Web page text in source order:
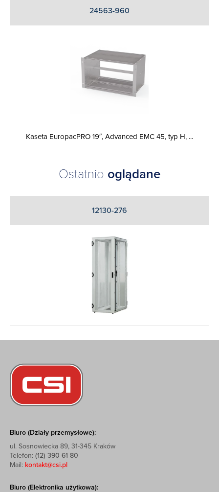
24563-960
Kaseta EuropacPRO 19″, Advanced EMC 45, typ H, ...
Ostatnio oglądane
12130-276
Biuro (Działy przemysłowe):
ul. Sosnowiecka 89, 31-345 Kraków
Telefon: (12) 390 61 80
Mail: kontakt@csi.pl
Biuro (Elektronika użytkowa):